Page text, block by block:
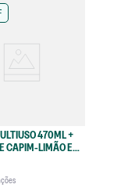
470ML +
CAPIM-LIMÃO E